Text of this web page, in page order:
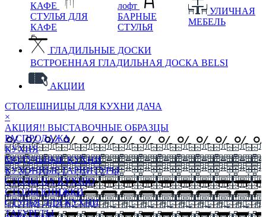
КАФЕ
СТУЛЬЯ ДЛЯ
КАФЕ
лофт
БАРНЫЕ
СТУЛЬЯ
УЛИЧНАЯ
МЕБЕЛЬ
ГЛАДИЛЬНЫЕ ДОСКИ
ВСТРОЕННАЯ ГЛАДИЛЬНАЯ ДОСКА BELSI
АКЦИИ
СТОЛЕШНИЦЫ ДЛЯ КУХНИ ДАЧА
×
АКЦИЯ!! ВЫСТАВОЧНЫЕ ОБРАЗЦЫ
РАСПРОДАЖА
КУХНЯ
МОДУЛЬНЫЕ КУХНИ
КУХОННЫЕ ГАРНИТУРЫ
СТОЛЫ НА КУХНЮ
СТОЛЫ КНИЖКИ
СТУЛЬЯ ДЛЯ КУХНИ
ТАБУРЕТЫ